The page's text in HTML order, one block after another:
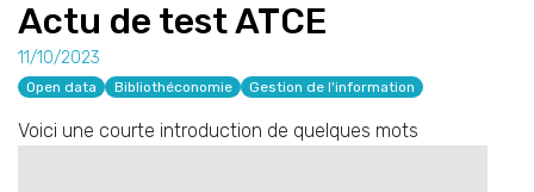
Actu de test ATCE
11/10/2023
Open data Bibliothéconomie Gestion de l'information
Voici une courte introduction de quelques mots